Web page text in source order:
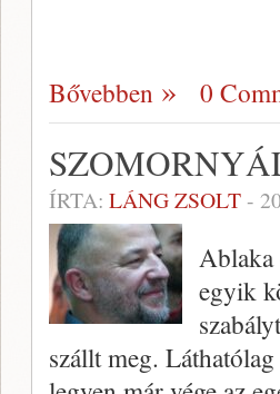
Bővebben 0
ÍRTA: LÁNG ZSOLT-
Ablaka
egyik
szállt meg.